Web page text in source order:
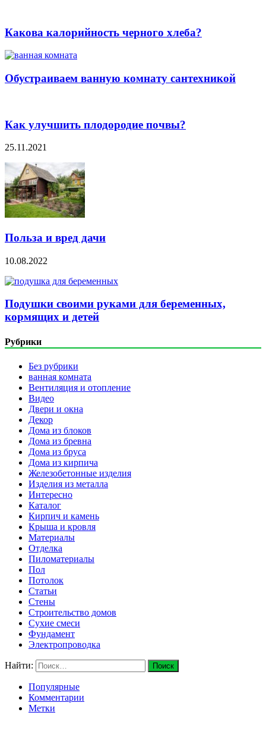
Какова калорийность черного хлеба?
Обустраиваем ванную комнату сантехникой
Как улучшить плодородие почвы?
25.11.2021
Польза и вред дачи
10.08.2022
Подушки своими руками для беременных,
кормящих и детей
Рубрики
Без рубрики
ванная комната
Вентиляция и отопление
Видео
Двери и окна
Декор
Дома из блоков
Дома из бревна
Дома из бруса
Дома из кирпича
Железобетонные изделия
Изделия из металла
Интересно
Каталог
Кирпич и камень
Крыша и кровля
Материалы
Отделка
Пиломатериалы
Пол
Потолок
Статьи
Стены
Строительство домов
Сухие смеси
Фундамент
Электропроводка
Найти:
Популярные
Комментарии
Метки